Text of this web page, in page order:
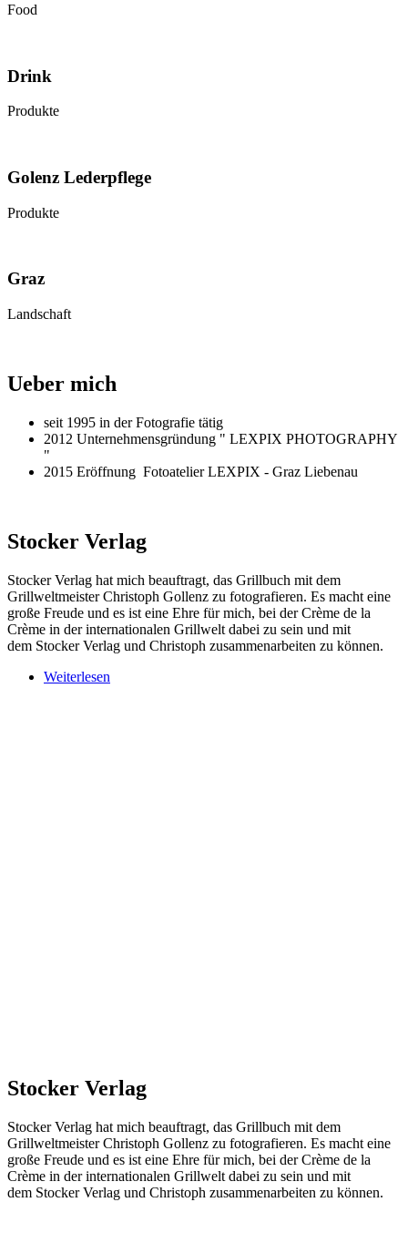
Food
Drink
Produkte
Golenz Lederpflege
Produkte
Graz
Landschaft
Ueber mich
seit 1995 in der Fotografie tätig
2012 Unternehmensgründung " LEXPIX PHOTOGRAPHY
"
2015 Eröffnung Fotoatelier LEXPIX - Graz Liebenau
Stocker Verlag
Stocker Verlag hat mich beauftragt, das Grillbuch mit dem
Grillweltmeister Christoph Gollenz zu fotografieren. Es macht eine
große Freude und es ist eine Ehre für mich, bei der Crème de la
Crème in der internationalen Grillwelt dabei zu sein und mit
dem Stocker Verlag und Christoph zusammenarbeiten zu können.
Weiterlesen
Stocker Verlag
Stocker Verlag hat mich beauftragt, das Grillbuch mit dem
Grillweltmeister Christoph Gollenz zu fotografieren. Es macht eine
große Freude und es ist eine Ehre für mich, bei der Crème de la
Crème in der internationalen Grillwelt dabei zu sein und mit
dem Stocker Verlag und Christoph zusammenarbeiten zu können.